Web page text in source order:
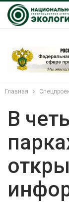
Главная
В